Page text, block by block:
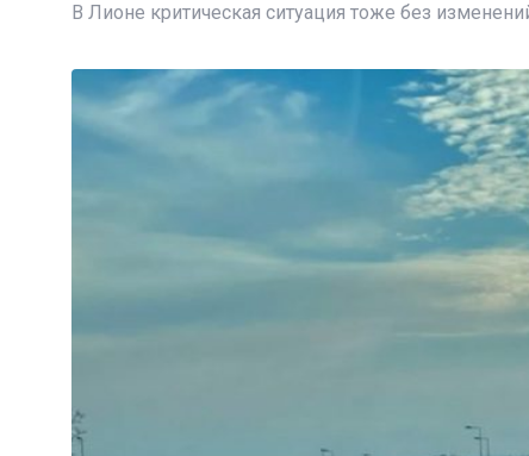
В Лионе критическая ситуация тоже без